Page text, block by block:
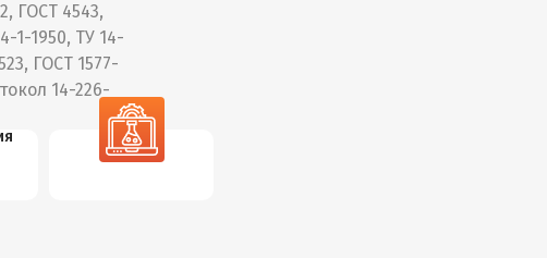
ГОСТ 4543,
1-1950, ТУ 14-
ГОСТ 1577-
14-226-
НК